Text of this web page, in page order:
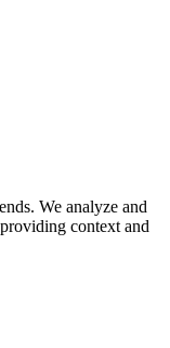
We analyze and
context and